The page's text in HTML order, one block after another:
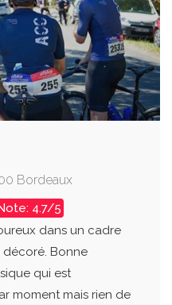
Bordeaux
4.7/5
dans un cadre
décoré. Bonne
qui est
moment mais rien de